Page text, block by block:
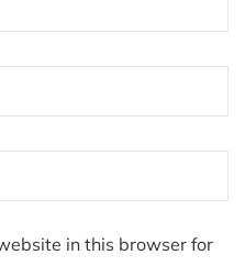
in this browser for